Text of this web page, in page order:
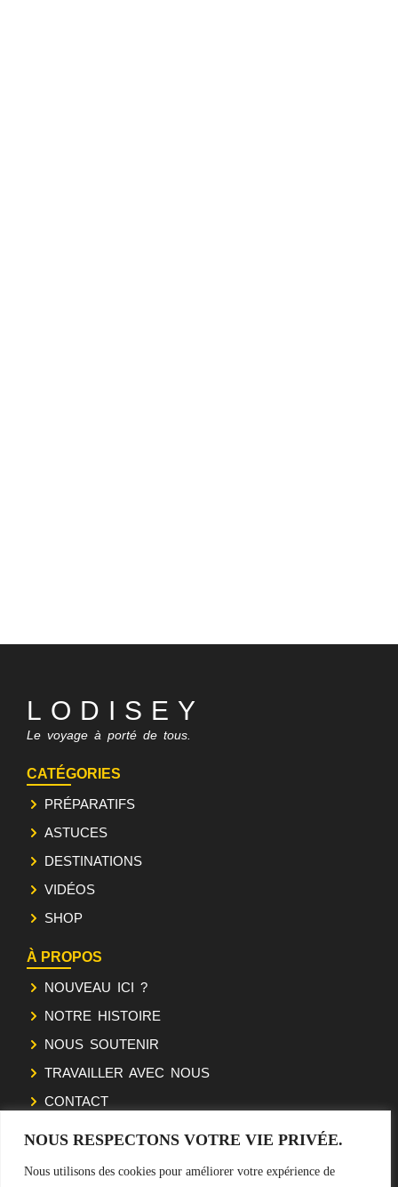
NOUS RESPECTONS VOTRE VIE PRIVÉE.
Nous utilisons des cookies pour améliorer votre expérience de
LODISEY
Le voyage à porté de tous.
CATÉGORIES
PRÉPARATIFS
ASTUCES
DESTINATIONS
VIDÉOS
SHOP
À PROPOS
NOUVEAU ICI ?
NOTRE HISTOIRE
NOUS SOUTENIR
TRAVAILLER AVEC NOUS
CONTACT
SUIVEZ NOTRE ODYSSÉE